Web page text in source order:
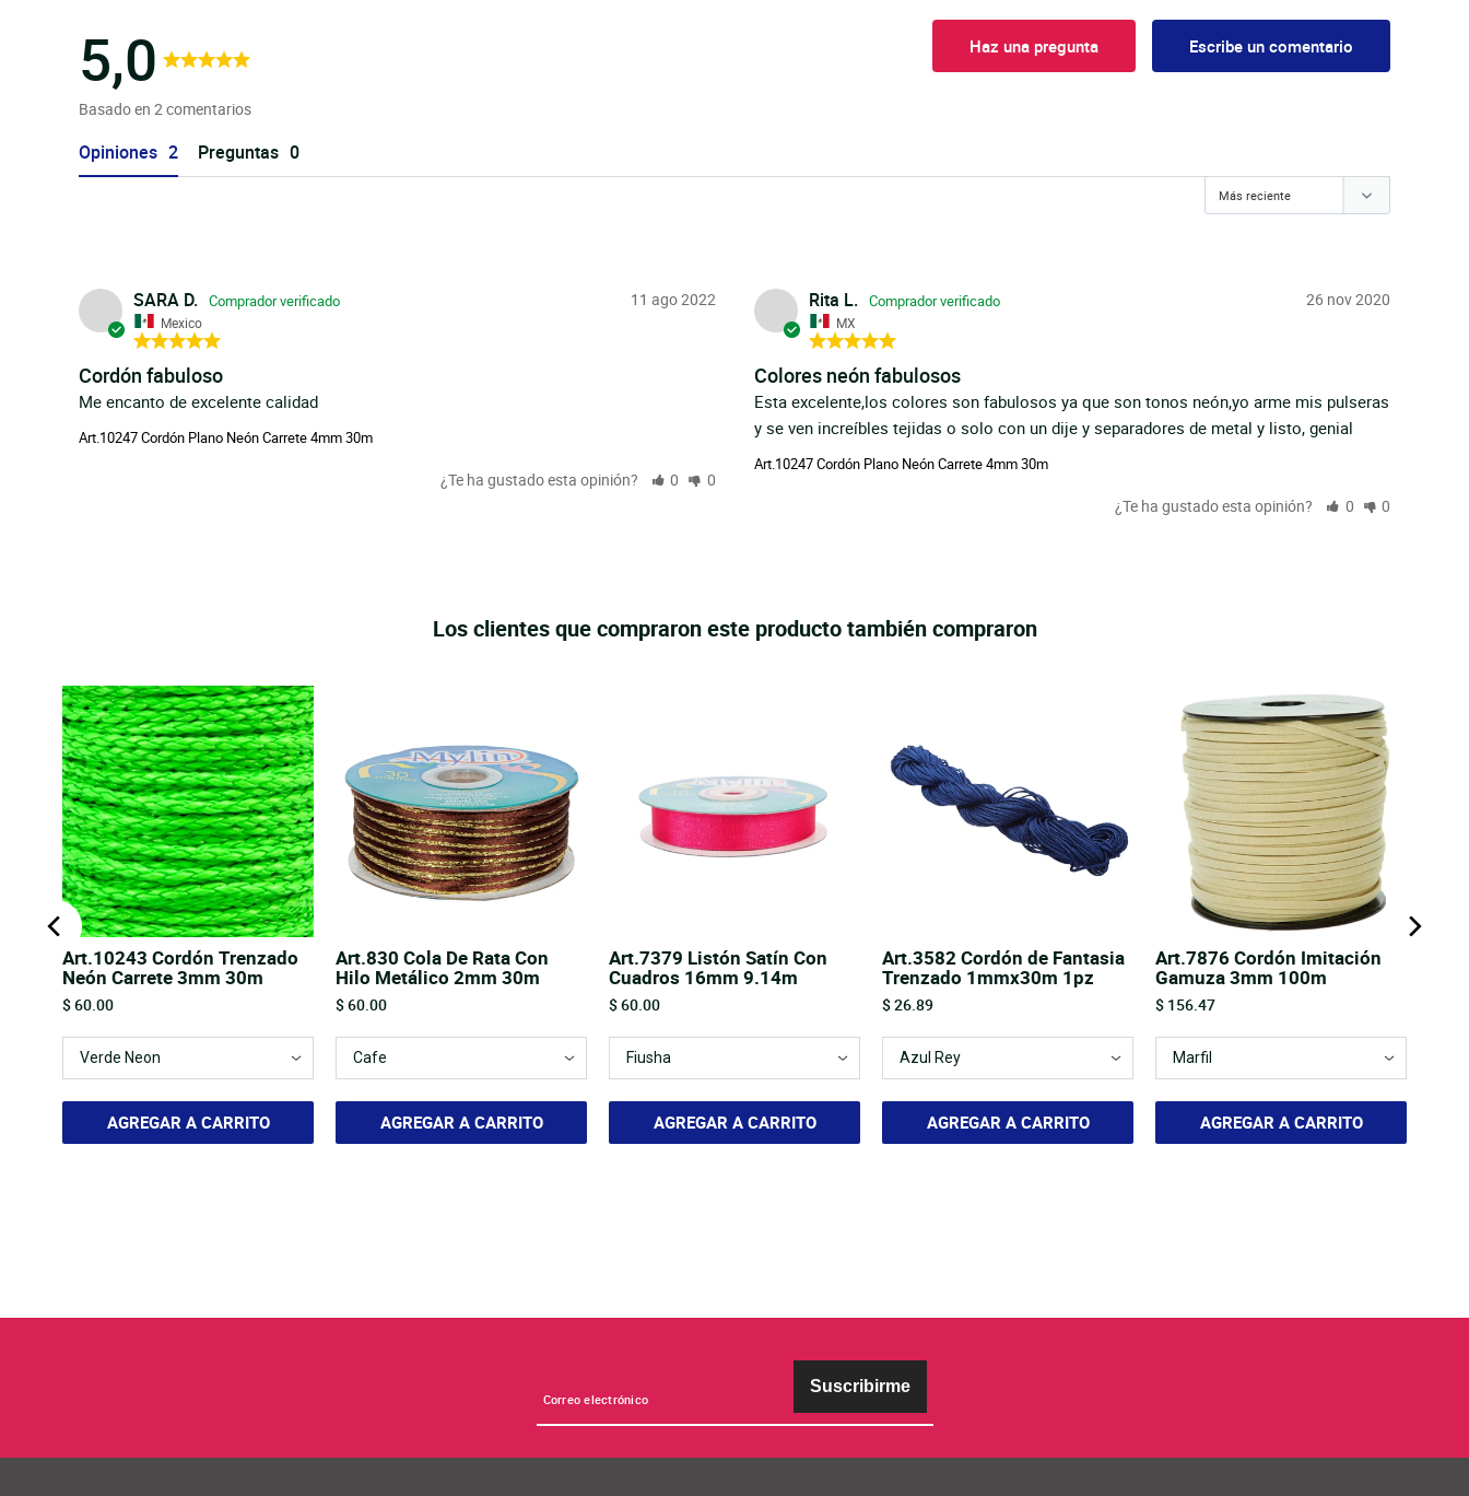
5,0
Basado en 2 comentarios
Escribe un comentario
Haz una pregunta
Opiniones Preguntas
11 ago 2022
SARA D.
Mexico
Cordón fabuloso
Me encanto de excelente calidad
Art.10247 Cordón Plano Neón Carrete 4mm 30m
¿Te ha gustado esta opinión? 0 0
26 nov 2020
Rita L.
MX
Colores neón fabulosos
Esta excelente,los colores son fabulosos ya que son tonos neón,yo arme mis pulseras
y se ven increíbles tejidas o solo con un dije y separadores de metal y listo, genial
Art.10247 Cordón Plano Neón Carrete 4mm 30m
¿Te ha gustado esta opinión? 0 0
Los clientes que compraron este producto también compraron
Art.10243 Cordón Trenzado
Neón Carrete 3mm 30m
Price
$ 60.00
AGREGAR A CARRITO
Art.830 Cola De Rata Con
Hilo Metálico 2mm 30m
Price
$ 60.00
AGREGAR A CARRITO
Art.7379 Listón Satín Con
Cuadros 16mm 9.14m
Price
$ 60.00
AGREGAR A CARRITO
Art.3582 Cordón de Fantasia
Trenzado 1mmx30m 1pz
Price
$ 26.89
AGREGAR A CARRITO
Art.7876 Cordón Imitación
Gamuza 3mm 100m
Price
$ 156.47
AGREGAR A CARRITO
Suscribirme